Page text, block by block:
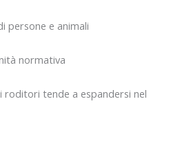
persone e animali
normativa
roditori tende a espandersi nel